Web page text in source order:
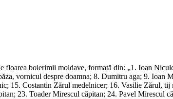
boierimii moldave, formată din: „1. Ioan
vornicul despre doamna; 8. Dumitru aga; 9. Ioan
15. Costantin Zărul medelnicer; 16. Vasilie Zărul,
23. Toader Mirescul căpitan; 24. Pavel Mirescul